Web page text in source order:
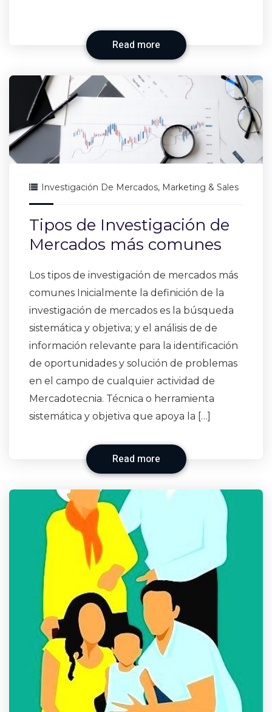
Read more
Investigación De Mercados, Marketing & Sales
Tipos de Investigación de
Mercados más comunes
Los tipos de investigación de mercados más
comunes Inicialmente la definición de la
investigación de mercados es la búsqueda
sistemática y objetiva; y el análisis de de
información relevante para la identificación
de oportunidades y solución de problemas
en el campo de cualquier actividad de
Mercadotecnia. Técnica o herramienta
sistemática y objetiva que apoya la […]
Read more